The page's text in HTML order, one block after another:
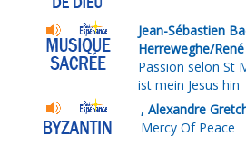
Jean-Sébastien
Herreweghe/
Passion selon St
ist mein Jesus hin
, Alexandre
Mercy Of Peace